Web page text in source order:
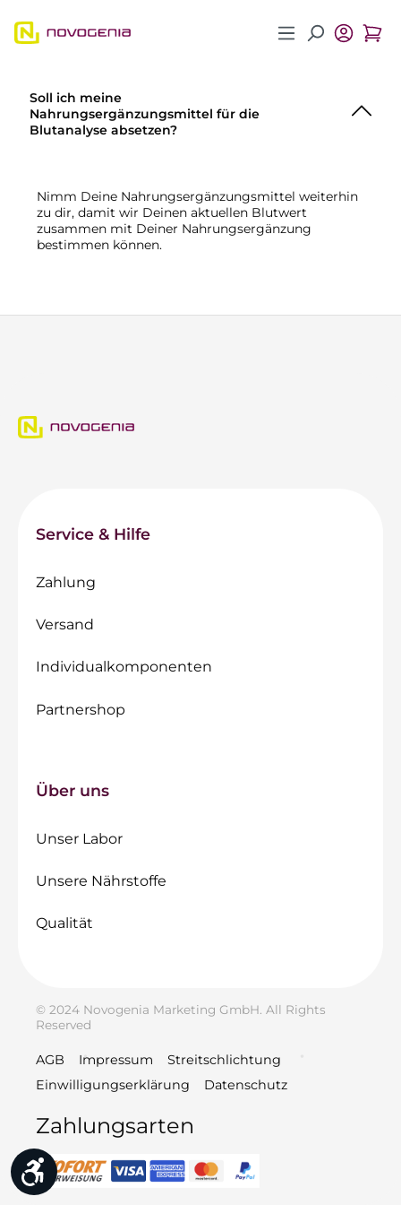
Zum Hauptinhalt springen
Soll ich meine
Nahrungsergänzungsmittel für die
Blutanalyse absetzen?
Nimm Deine Nahrungsergänzungsmittel weiterhin
zu dir, damit wir Deinen aktuellen Blutwert
zusammen mit Deiner Nahrungsergänzung
bestimmen können.
Service & Hilfe
Zahlung
Versand
Individualkomponenten
Partnershop
Über uns
Unser Labor
Unsere Nährstoffe
Qualität
© 2024 Novogenia Marketing GmbH. All Rights
Reserved
AGB Impressum
Streitschlichtung
Einwilligungserklärung
Datenschutz
Zahlungsarten
Werkzeugleiste anzeigen